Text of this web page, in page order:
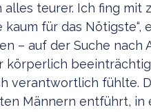
alles teurer. Ich fing mit
für das Nötigste“,
– auf der Suche nach
körperlich
verantwortlich fühlte.
Männern entführt, in